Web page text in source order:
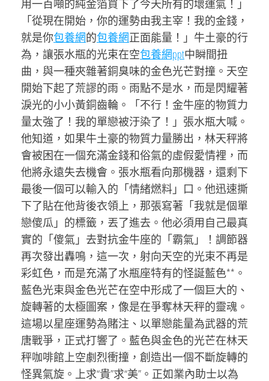
用一百噸的純金箔買下了今天所有的壞運氣！」
「從現在開始，你的運勢由我主宰！我的金錢，
就是你包養網的包養網正面能量！」牛土豪的行
為，讓張水瓶的光束在空包養網ppt中瞬間扭
曲，與一種夾雜著銅臭味的金色光芒對撞。天空
開始下起了荒謬的雨。雨點不是水，而是閃耀著
淚光的小小黃銅齒輪。「不行！金牛座的物質力
量太強了！我的單戀被汙染了！」張水瓶大喊。
他知道，如果牛土豪的物質力量勝出，林天秤將
會被困在一個充滿金錢和俗氣的虛假愛情裡，而
他將永遠失去機會。張水瓶看向那機器，還剩下
最後一個可以輸入的「情緒燃料」口。他迅速撕
下了貼在他背後衣領上，那張寫著「我就是個單
戀傻瓜」的標籤，丟了進去。他必須用自己最真
實的「傻氣」去對抗金牛座的「霸氣」！調節器
再次發出轟鳴，這一次，射向天空的光束不再是
彩虹色，而是充滿了水瓶座特有的怪誕藍色**。
藍色光束與金色光芒在空中形成了一個巨大的、
旋轉著的太極圖案，像是在爭奪林天秤的靈魂。
這場以星座運勢為賭注、以單戀能量為武器的荒
唐戰爭，正式打響了。藍色與金色的光芒在林天
秤咖啡館上空劇烈衝撞，創造出一個不斷旋轉的
怪異氣旋。上求“貴”求“美”。正如業內助士以為